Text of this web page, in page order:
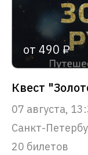
от 490 ₽
Квест
07 августа,
Санкт-
20 билетов